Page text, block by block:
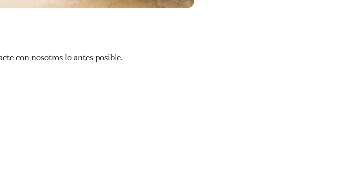
con nosotros lo antes posible.